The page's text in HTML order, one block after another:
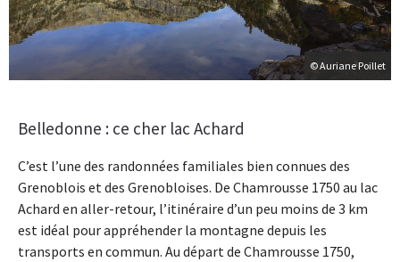
© Auriane Poillet
Belledonne : ce cher lac Achard
C’est l’une des randonnées familiales bien connues des
Grenoblois et des Grenobloises. De Chamrousse 1750 au lac
Achard en aller-retour, l’itinéraire d’un peu moins de 3 km
est idéal pour appréhender la montagne depuis les
transports en commun. Au départ de Chamrousse 1750,